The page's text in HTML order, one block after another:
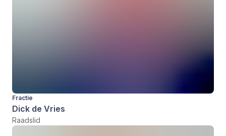
Fractie
Dick de Vries
Raadslid